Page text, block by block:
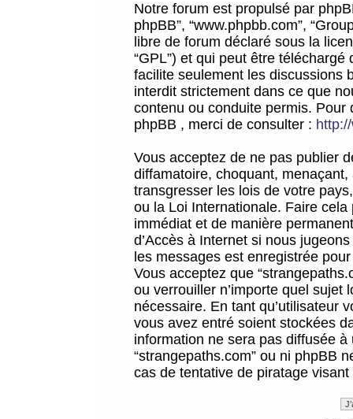
Notre forum est propulsé par
phpBB”, “www.phpbb.com”,
libre de forum déclaré sous la
“GPL”) et qui peut être téléchargé
facilite seulement les discussions
interdit strictement dans ce que
contenu ou conduite permis.
phpBB , merci de consulter :
Vous acceptez de ne pas publier
diffamatoire, choquant,
transgresser les lois de votre
ou la Loi Internationale. Faire
immédiat et de manière
d’Accès à Internet si nous
les messages est enregistrée
Vous acceptez que
ou verrouiller n’importe quel sujet
nécessaire. En tant qu’utilisateur
vous avez entré soient stockées
information ne sera pas diffusée
“strangepaths.com” ou ni phpBB
cas de tentative de piratage